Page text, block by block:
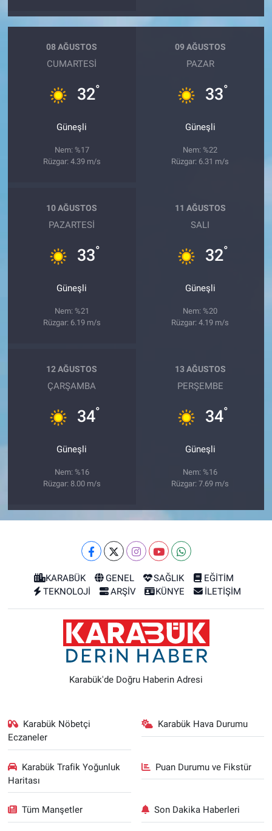
08 AĞUSTOS
CUMARTESI
32°
Güneşli
Nem: %17
Rüzgar: 4.39 m/s
09 AĞUSTOS
PAZAR
33°
Güneşli
Nem: %22
Rüzgar: 6.31 m/s
10 AĞUSTOS
PAZARTESI
33°
Güneşli
Nem: %21
Rüzgar: 6.19 m/s
11 AĞUSTOS
SALI
32°
Güneşli
Nem: %20
Rüzgar: 4.19 m/s
12 AĞUSTOS
ÇARŞAMBA
34°
Güneşli
Nem: %16
Rüzgar: 8.00 m/s
13 AĞUSTOS
PERŞEMBE
34°
Güneşli
Nem: %16
Rüzgar: 7.69 m/s
KARABÜK GENEL SAĞLIK
EĞİTİM
TEKNOLOJİ
ARŞİV KÜNYE İLETİŞİM
Karabük'de Doğru Haberin Adresi
Karabük Nöbetçi
Eczaneler
Karabük Hava Durumu
Karabük Trafik Yoğunluk
Haritası
Puan Durumu ve Fikstür
Tüm Manşetler Son Dakika Haberleri